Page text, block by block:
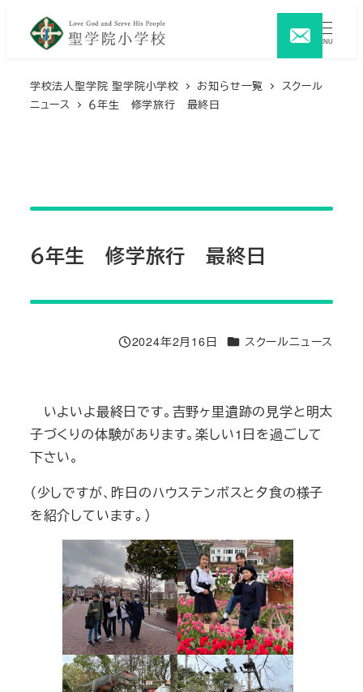
MENU
学校法人聖学院 聖学院小学校 お知らせ一覧
スクール
ニュース
６年生 修学旅行 最終日
６年生 修学旅行 最終日
投稿日
2024年2月16日 カテゴリー
スクールニュース
いよいよ最終日です。吉野ヶ里遺跡の見学と明太
子づくりの体験があります。楽しい1日を過ごして
下さい。
（少しですが、昨日のハウステンボスと夕食の様子
を紹介しています。）